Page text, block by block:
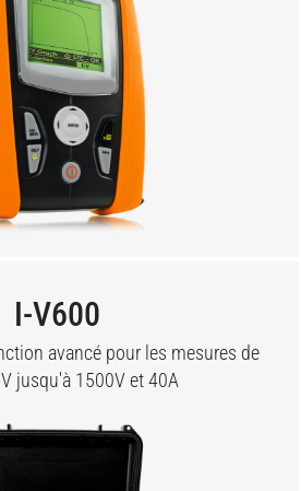
I-V600
avancé pour les mesures de
jusqu'à 1500V et 40A